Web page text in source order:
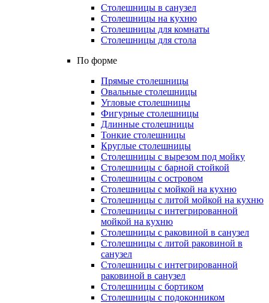
Столешницы в санузел
Столешницы на кухню
Столешницы для комнаты
Столешницы для стола
По форме
Прямые столешницы
Овальные столешницы
Угловые столешницы
Фигурные столешницы
Длинные столешницы
Тонкие столешницы
Круглые столешницы
Столешницы с вырезом под мойку
Столешницы с барной стойкой
Столешницы с островом
Столешницы с мойкой на кухню
Столешницы с литой мойкой на кухню
Столешницы с интегрированной
мойкой на кухню
Столешницы с раковиной в санузел
Столешницы с литой раковиной в
санузел
Столешницы с интегрированной
раковиной в санузел
Столешницы с бортиком
Столешницы с подоконником